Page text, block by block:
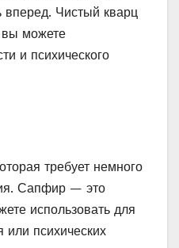
вперед. Чистый кварц
можете
и психического
требует немного
Сапфир — это
использовать для
или психических